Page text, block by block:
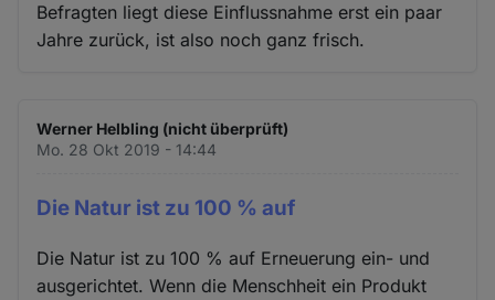
Befragten liegt diese Einflussnahme erst ein paar
Jahre zurück, ist also noch ganz frisch.
Werner Helbling (nicht überprüft)
Mo. 28 Okt 2019 - 14:44
Die Natur ist zu 100 % auf
Die Natur ist zu 100 % auf Erneuerung ein- und
ausgerichtet. Wenn die Menschheit ein Produkt